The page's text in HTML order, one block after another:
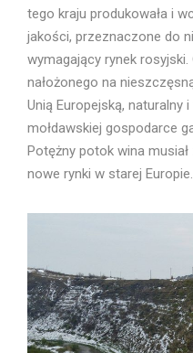
tego kraju produkowała i
jakości, przeznaczone do
wymagający rynek
nałożonego na
Unią Europejską, naturalny
mołdawskiej gospodarce
Potężny potok wina
nowe rynki w starej Europie.